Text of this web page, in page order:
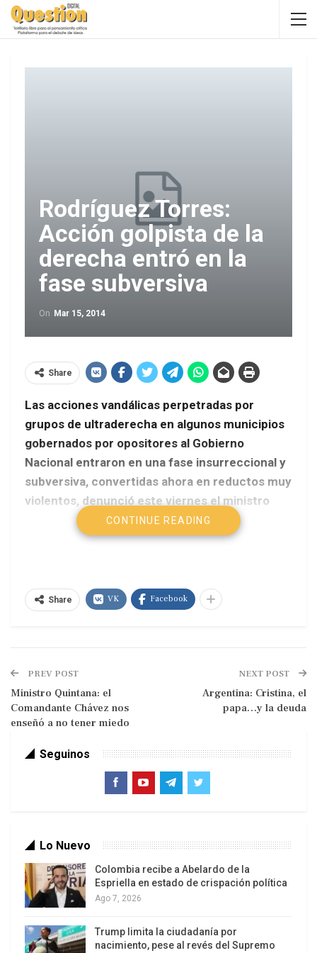
Rodríguez Torres:
Acción golpista de la
derecha entró en la
fase subversiva
On Mar 15, 2014
Share
Las acciones vandálicas perpetradas por
grupos de ultraderecha en algunos municipios
gobernados por opositores al Gobierno
Nacional entraron en una fase insurreccional y
subversiva, convertidas ahora en reductos muy
violentos, denunció este viernes el ministro
para Relaciones Interiores, Justicia y Paz de
Venezuela, Miguel Rodríguez Torres.
Durante la presentación de las pruebas incautadas
combustible, entre otros materiales para generar
acciones criminales.
Resaltó que este ataque desproporcionado contra
la democracia venezolana fue ejecutado por
ultraderecha, que pretenden hacer ver ante
parte de una «protesta pacífica estudiantil».
«Son acciones insurreccionales y está en una fase
de subversión. Ya es netamente subversiva»,
estructurada de estos reductos violentos que
CONTINUE READING
Share VK Facebook
PREV POST
Ministro Quintana: el
Comandante Chávez nos
enseñó a no tener miedo
NEXT POST
Argentina: Cristina, el
papa…y la deuda
Seguinos
Lo Nuevo
Colombia recibe a Abelardo de la
Espriella en estado de crispación política
Ago 7, 2026
Trump limita la ciudadanía por
nacimiento, pese al revés del Supremo